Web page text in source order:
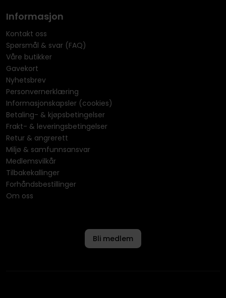
Informasjon
Kontakt oss
Spørsmål & svar (FAQ)
Våre butikker
Gavekort
Nyhetsbrev
Personvernerklæring
Informasjonskapsler (cookies)
Betaling- & kjøpsbetingelser
Frakt- & leveringsbetingelser
Retur & angrerett
Miljø & samfunnsansvar
Medlemsvilkår
Tilbakekallinger
Forhåndsbestillinger
Om oss
Bli medlem